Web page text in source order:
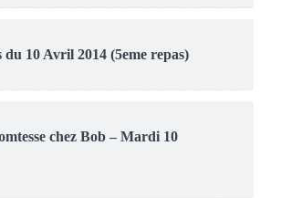
du 10 Avril 2014 (5eme repas)
chez Bob – Mardi 10